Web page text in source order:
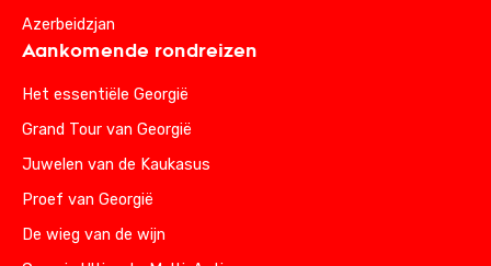
Azerbeidzjan
Aankomende rondreizen
Het essentiële Georgië
Grand Tour van Georgië
Juwelen van de Kaukasus
Proef van Georgië
De wieg van de wijn